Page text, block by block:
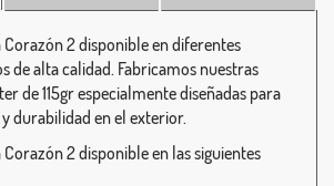
Corazón 2 disponible en diferentes
de alta calidad. Fabricamos nuestras
de 115gr especialmente diseñadas para
durabilidad en el exterior.
Corazón 2 disponible en las siguientes